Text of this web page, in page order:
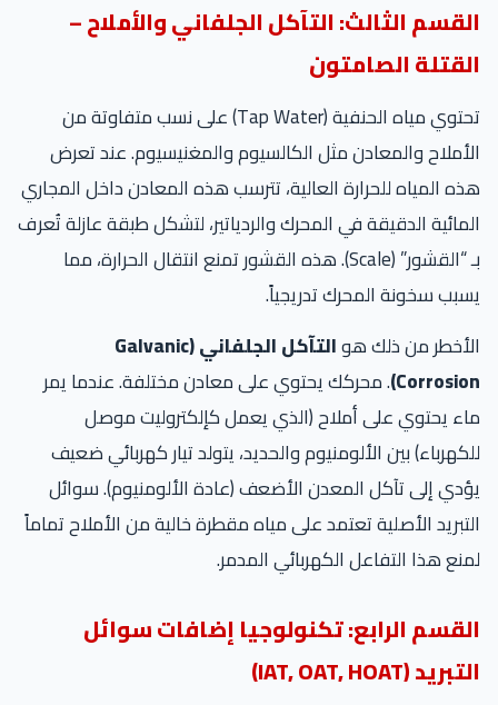
القسم الثالث: التآكل الجلفاني والأملاح –
القتلة الصامتون
تحتوي مياه الحنفية (Tap Water) على نسب متفاوتة من
الأملاح والمعادن مثل الكالسيوم والمغنيسيوم. عند تعرض
هذه المياه للحرارة العالية، تترسب هذه المعادن داخل المجاري
المائية الدقيقة في المحرك والردياتير، لتشكل طبقة عازلة تُعرف
بـ “القشور” (Scale). هذه القشور تمنع انتقال الحرارة، مما
يسبب سخونة المحرك تدريجياً.
الأخطر من ذلك هو
التآكل الجلفاني (Galvanic
Corrosion) . محركك يحتوي على معادن مختلفة. عندما يمر
ماء يحتوي على أملاح (الذي يعمل كإلكتروليت موصل
للكهرباء) بين الألومنيوم والحديد، يتولد تيار كهربائي ضعيف
يؤدي إلى تآكل المعدن الأضعف (عادة الألومنيوم). سوائل
التبريد الأصلية تعتمد على مياه مقطرة خالية من الأملاح تماماً
لمنع هذا التفاعل الكهربائي المدمر.
القسم الرابع: تكنولوجيا إضافات سوائل
التبريد (IAT, OAT, HOAT)